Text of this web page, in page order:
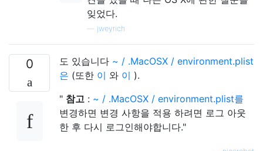
잊었다.
jweyrich
0 도 있습니다 ~ / .MacOSX / environment.plist
은 (또한 이 와 이 ).
" 참고 : ~ / .MacOSX / environment.plist를
변경하면 변경 사항을 적용 하려면 로그 아웃
한 후 다시 로그인해야합니다."